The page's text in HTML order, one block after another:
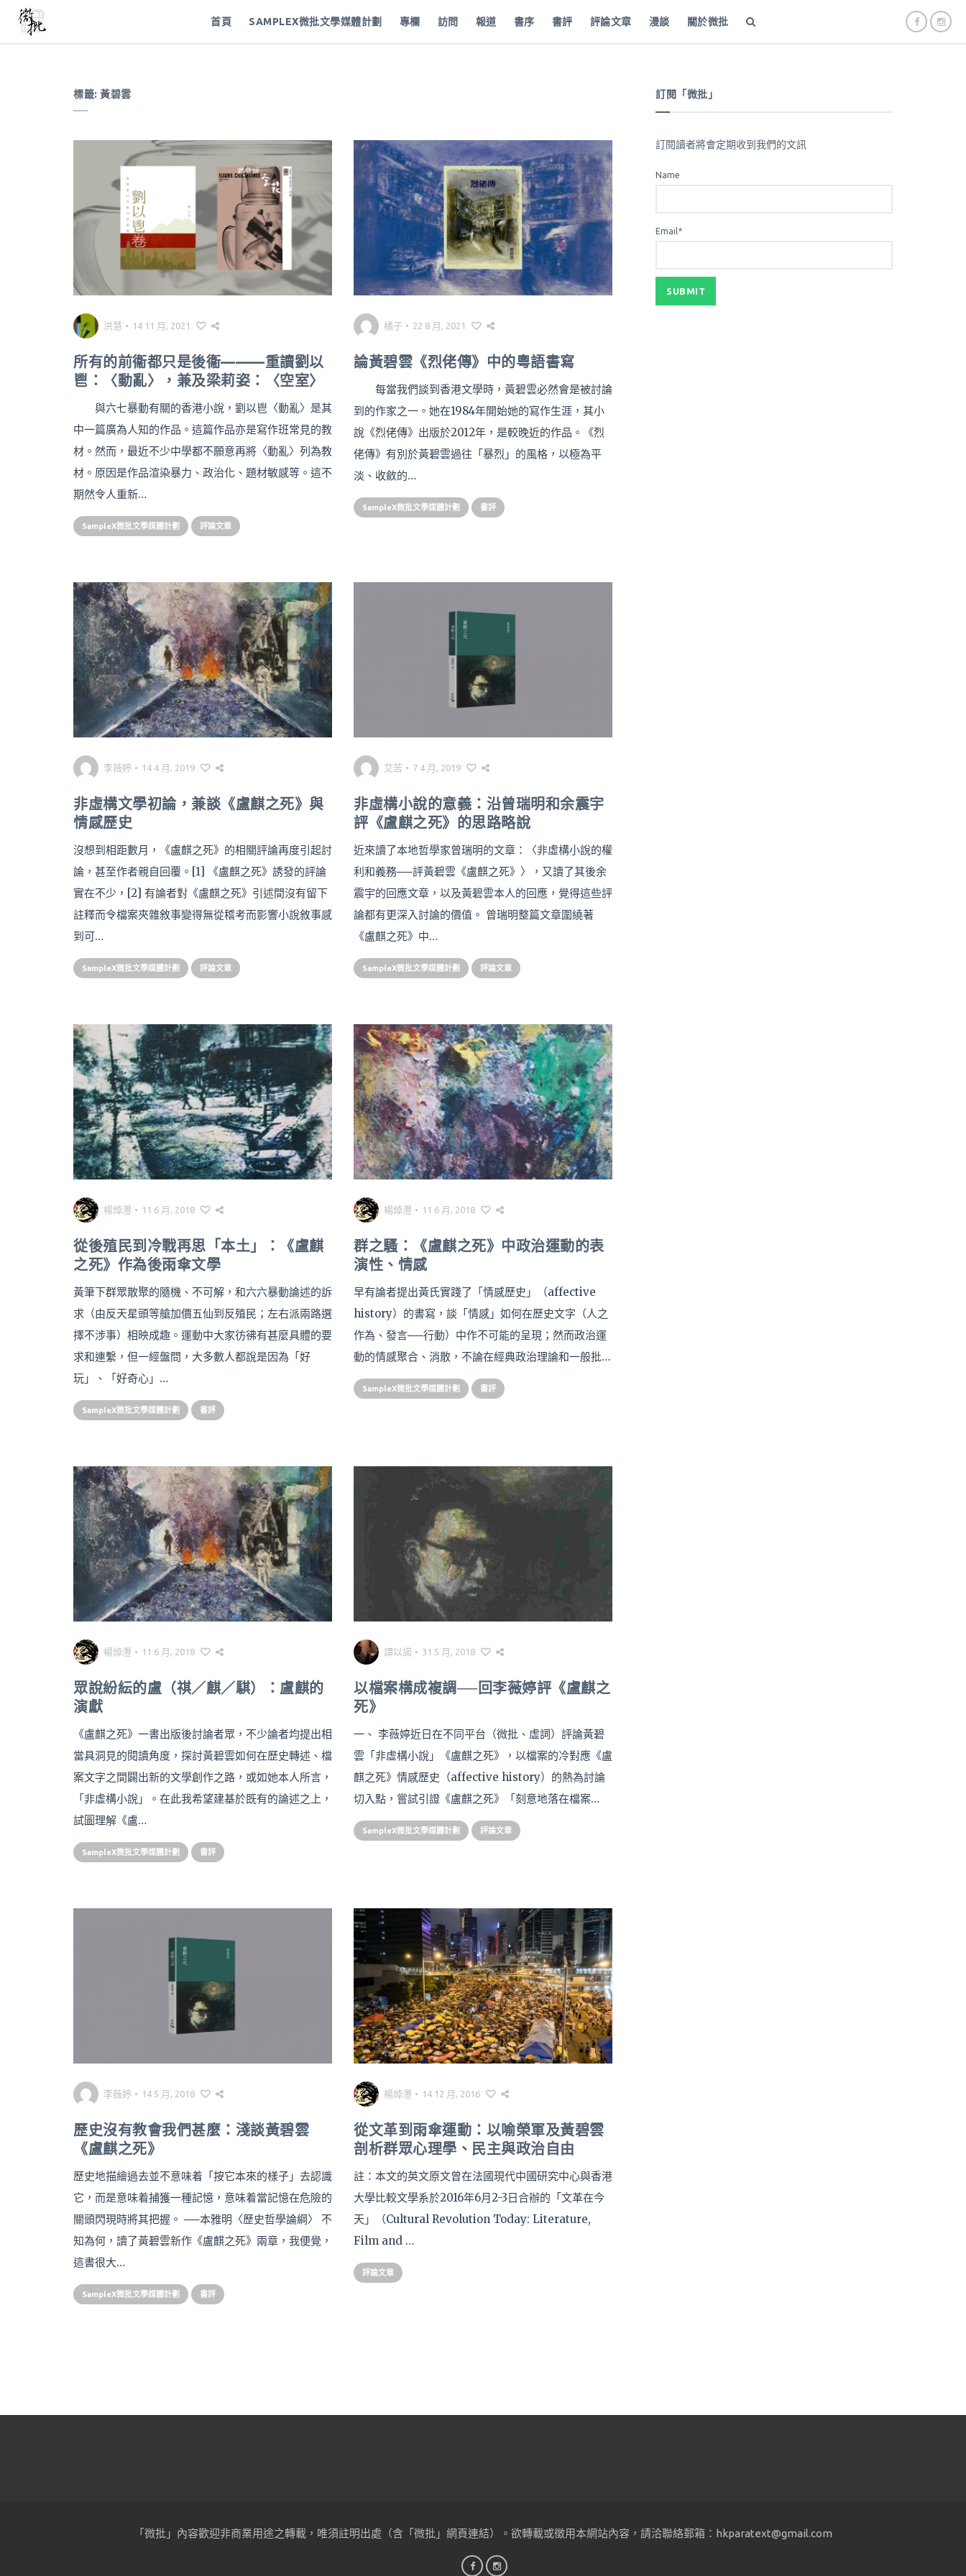
首頁 SAMPLEX微批文學媒體計劃 專欄 訪問 報道 書序 書評 評論文章 漫談 關於微批
標籤: 黃碧雲
洪慧 • 14 11 月, 2021
所有的前衞都只是後衞———重讀劉以
鬯：〈動亂〉，兼及梁莉姿：〈空室〉
與六七暴動有關的香港小說，劉以鬯〈動亂〉是其
中一篇廣為人知的作品。這篇作品亦是寫作班常見的教
材。然而，最近不少中學都不願意再將〈動亂〉列為教
材。原因是作品渲染暴力、政治化、題材敏感等。這不
期然令人重新…
SampleX微批文學媒體計劃 評論文章
橘子 • 22 8 月, 2021
論黃碧雲《烈佬傳》中的粵語書寫
每當我們談到香港文學時，黃碧雲必然會是被討論
到的作家之一。她在1984年開始她的寫作生涯，其小
說《烈佬傳》出版於2012年，是較晚近的作品。《烈
佬傳》有別於黃碧雲過往「暴烈」的風格，以極為平
淡、收斂的…
SampleX微批文學媒體計劃 書評
李薇婷 • 14 4 月, 2019
非虛構文學初論，兼談《盧麒之死》與
情感歷史
沒想到相距數月，《盧麒之死》的相關評論再度引起討
論，甚至作者親自回覆。[1] 《盧麒之死》誘發的評論
實在不少，[2] 有論者對《盧麒之死》引述間沒有留下
註釋而令檔案夾雜敘事變得無從稽考而影響小說敘事感
到可…
SampleX微批文學媒體計劃 評論文章
艾苦 • 7 4 月, 2019
非虛構小說的意義：沿曾瑞明和余震宇
評《盧麒之死》的思路略說
近來讀了本地哲學家曾瑞明的文章：〈非虛構小說的權
利和義務──評黃碧雲《盧麒之死》〉，又讀了其後余
震宇的回應文章，以及黃碧雲本人的回應，覺得這些評
論都有更深入討論的價值。 曾瑞明整篇文章圍繞著
《盧麒之死》中…
SampleX微批文學媒體計劃 評論文章
楊焯灃 • 11 6 月, 2018
從後殖民到冷戰再思「本土」：《盧麒
之死》作為後雨傘文學
黃筆下群眾散聚的隨機、不可解，和六六暴動論述的訴
求（由反天星頭等艙加價五仙到反殖民；左右派兩路選
擇不涉事）相映成趣。運動中大家彷彿有甚麼具體的要
求和連繫，但一經盤問，大多數人都說是因為「好
玩」、「好奇心」…
SampleX微批文學媒體計劃 書評
楊焯灃 • 11 6 月, 2018
群之騷：《盧麒之死》中政治運動的表
演性、情感
早有論者提出黃氏實踐了「情感歷史」（affective
history）的書寫，談「情感」如何在歷史文字（人之
作為、發言──行動）中作不可能的呈現；然而政治運
動的情感聚合、消散，不論在經典政治理論和一般批…
SampleX微批文學媒體計劃 書評
楊焯灃 • 11 6 月, 2018
眾說紛紜的盧（祺／麒／騏）：盧麒的
演獻
《盧麒之死》一書出版後討論者眾，不少論者均提出相
當具洞見的閱讀角度，探討黃碧雲如何在歷史轉述、檔
案文字之間闢出新的文學創作之路，或如她本人所言，
「非虛構小說」。在此我希望建基於既有的論述之上，
試圖理解《盧…
SampleX微批文學媒體計劃 書評
譚以諾 • 31 5 月, 2018
以檔案構成複調──回李薇婷評《盧麒之
死》
一、 李薇婷近日在不同平台（微批、虛詞）評論黃碧
雲「非虛構小說」《盧麒之死》，以檔案的冷對應《盧
麒之死》情感歷史（affective history）的熱為討論
切入點，嘗試引證《盧麒之死》「刻意地落在檔案…
SampleX微批文學媒體計劃 評論文章
李薇婷 • 14 5 月, 2018
歷史沒有教會我們甚麼：淺談黃碧雲
《盧麒之死》
歷史地描繪過去並不意味着「按它本來的樣子」去認識
它，而是意味着捕獲一種記憶，意味着當記憶在危險的
關頭閃現時將其把握。 ──本雅明〈歷史哲學論綱〉 不
知為何，讀了黃碧雲新作《盧麒之死》兩章，我便覺，
這書很大…
SampleX微批文學媒體計劃 書評
楊焯灃 • 14 12 月, 2016
從文革到雨傘運動：以喻榮軍及黃碧雲
剖析群眾心理學、民主與政治自由
註：本文的英文原文曾在法國現代中國研究中心與香港
大學比較文學系於2016年6月2-3日合辦的「文革在今
天」（Cultural Revolution Today: Literature,
Film and …
評論文章
訂閱「微批」
訂閱讀者將會定期收到我們的文訊
Name
Email*
「微批」內容歡迎非商業用途之轉載，唯須註明出處（含「微批」網頁連結）。欲轉載或徵用本網站內容，請洽聯絡郵箱：hkparatext@gmail.com